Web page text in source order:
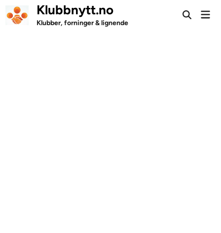
Skip
to
Klubbnytt.no
Klubber, forninger & lignende
Open